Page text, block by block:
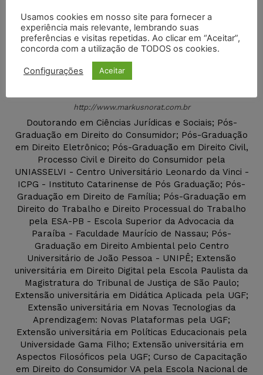
http://www.markusnorat.com.br
Doutorando em Ciências Jurídicas e Sociais; Pós-
Graduação em Direito do Consumidor; Pós-Graduação
em Direito Eletrônico; Pós-Graduação em Direito Civil,
Processo Civil e Direito do Consumidor pela
UNIASSELVI - Centro Universitário Leonardo da Vinci -
ICPG - Instituto Catarinense de Pós Graduação; Pós-
Graduação em Direito de Família; Pós-Graduação em
Direito do Trabalho e Direito Processual do Trabalho
pela ESA-PB - Escola Superior da Advocacia da
Paraíba - Faculdade Maurício de Nassau; Pós-
Graduação em Direito Ambiental pelo Centro
Universitário de João Pessoa - UNIPÊ; Extensão
universitária em Direito Digital pela Escola Paulista da
Magistratura do Tribunal de Justiça de São Paulo;
Extensão universitária em Didática Aplicada pela UGF;
Extensão universitária em Novas Tecnologias da
Aprendizagem: Novas Plataformas pela UGF;
Extensão universitária em Políticas Educacionais pela
Universidade Gama Filho; Extensão universitária em
Aspectos Filosóficos pela UGF; Curso de Capacitação
em Direito do Consumidor VA pela Escola Nacional de
Usamos cookies em nosso site para fornecer a
experiência mais relevante, lembrando suas
preferências e visitas repetidas. Ao clicar em “Aceitar”,
concorda com a utilização de TODOS os cookies.
Configurações Aceitar